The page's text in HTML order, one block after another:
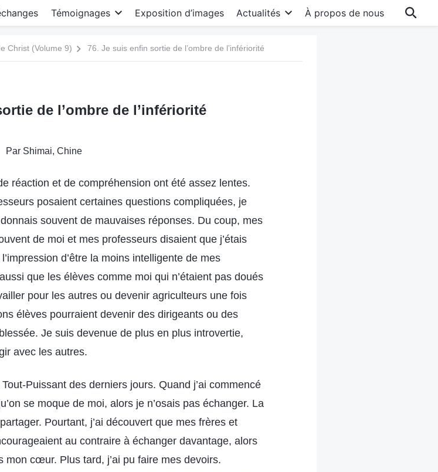
Témoignages Exposition d’images Actualités À propos de nous
Christ (Volume 9) 76. Je suis enfin sortie de l’ombre de l’infériorité
de l’ombre de l’infériorité
Par Shimai, Chine
réaction et de compréhension ont été assez lentes.
posaient certaines questions compliquées, je
souvent de mauvaises réponses. Du coup, mes
de moi et mes professeurs disaient que j’étais
d’être la moins intelligente de mes
que les élèves comme moi qui n’étaient pas doués
pour les autres ou devenir agriculteurs une fois
élèves pourraient devenir des dirigeants ou des
Je suis devenue de plus en plus introvertie,
avec les autres.
Puissant des derniers jours. Quand j’ai commencé
se moque de moi, alors je n’osais pas échanger. La
Pourtant, j’ai découvert que mes frères et
au contraire à échanger davantage, alors
mon cœur. Plus tard, j’ai pu faire mes devoirs.